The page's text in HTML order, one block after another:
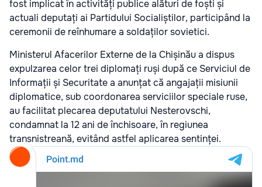
fost implicat în activități publice alături de foști și
actuali deputați ai Partidului Socialiștilor, participând la
ceremonii de reînhumare a soldaților sovietici.
Ministerul Afacerilor Externe de la Chișinău a dispus
expulzarea celor trei diplomați ruși după ce Serviciul de
Informații și Securitate a anunțat că angajații misiunii
diplomatice, sub coordonarea serviciilor speciale ruse,
au facilitat plecarea deputatului Nesterovschi,
condamnat la 12 ani de închisoare, în regiunea
transnistreană, evitând astfel aplicarea sentinței.